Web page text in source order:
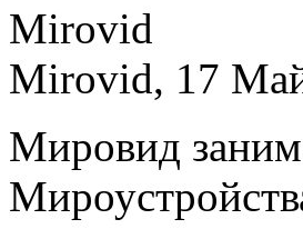
Mirovid, 17
Мировид